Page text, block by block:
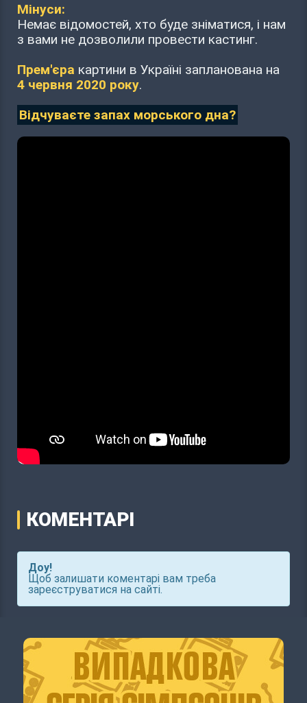
Мінуси:
Немає відомостей, хто буде зніматися, і нам
з вами не дозволили провести кастинг.
Прем'єра картини в Україні запланована на
4 червня 2020 року.
Відчуваєте запах морського дна?
КОМЕНТАРІ
Доу!
Щоб залишати коментарі вам треба
зареєструватися на сайті.